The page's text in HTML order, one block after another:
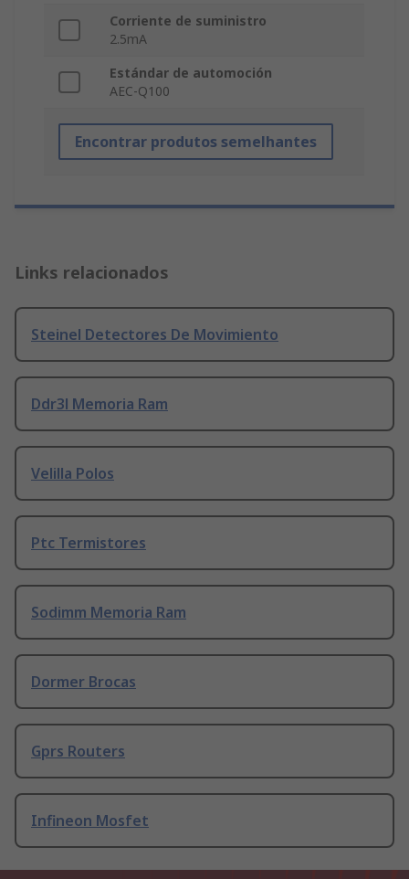
Corriente de suministro
2.5mA
Estándar de automoción
AEC-Q100
Encontrar produtos semelhantes
Links relacionados
Steinel Detectores De Movimiento
Ddr3l Memoria Ram
Velilla Polos
Ptc Termistores
Sodimm Memoria Ram
Dormer Brocas
Gprs Routers
Infineon Mosfet